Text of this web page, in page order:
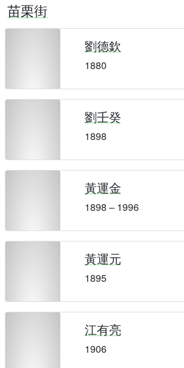
苗栗街
劉德欽
1880
劉壬癸
1898
黃運金
1898 – 1996
黃運元
1895
江有亮
1906